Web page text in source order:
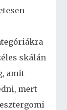
skálán
amit
mert